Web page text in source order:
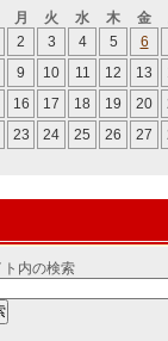
月 火 水 木 金
2 3 4 5 6
9 10 11 12 13
16 17 18 19 20
23 24 25 26 27
ト内の検索